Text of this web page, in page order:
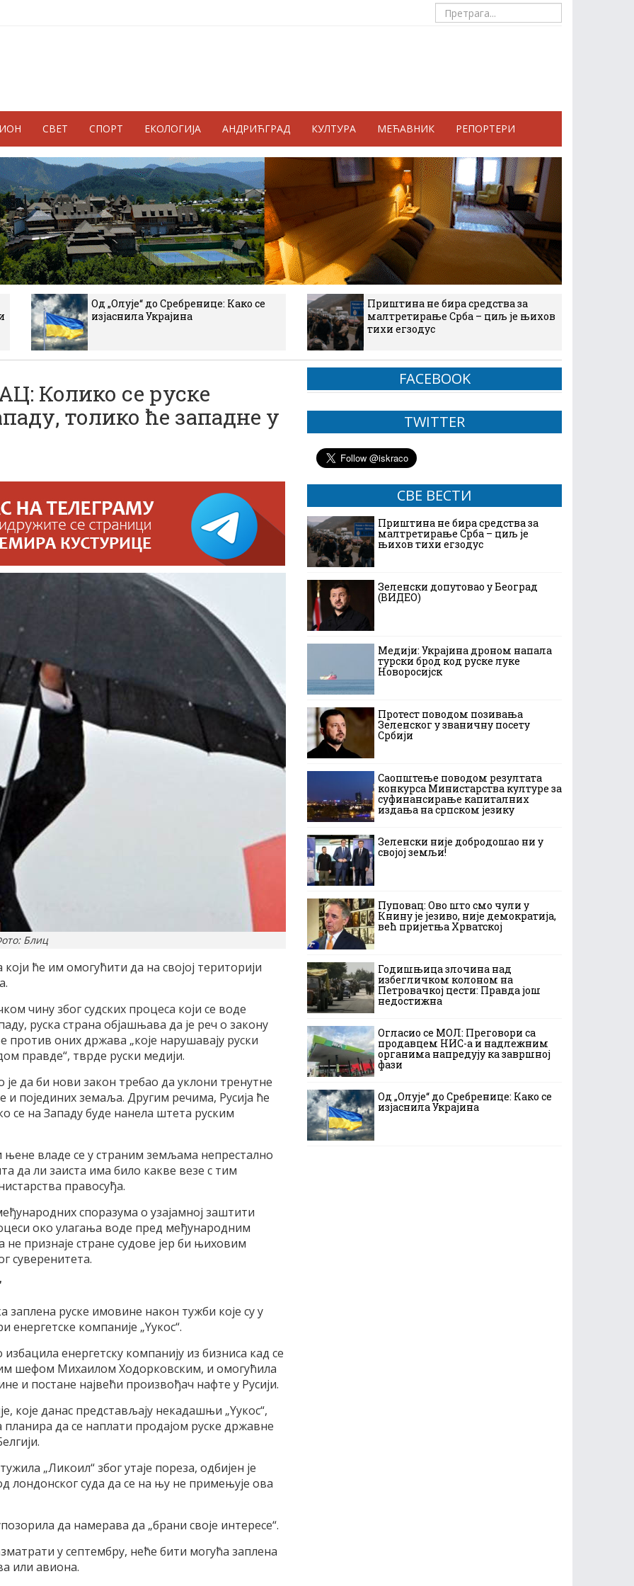
СВЕТ СПОРТ ЕКОЛОГИЈА АНДРИЋГРАД КУЛТУРА МЕЋАВНИК РЕПОРТЕРИ
Од „Олује“ до Сребренице: Како се
изјаснила Украјина
Приштина не бира средства за
малтретирање Срба – циљ је њихов
тихи егзодус
Колико се руске
толико ће западне у
Блиц
ће им омогућити да на својој територији
чину због судских процеса који се воде
руска страна објашњава да је реч о закону
оних држава „које нарушавају руски
правде“, тврде руски медији.
да би нови закон требао да уклони тренутне
и појединих земаља. Другим речима, Русија ће
се на Западу буде нанела штета руским
њене владе се у страним земљама непрестално
да ли заиста има било какве везе с тим
правосуђа.
споразума о узајамној заштити
око улагања воде пред међународним
признаје стране судове јер би њиховим
суверенитета.
заплена руске имовине након тужби које су у
компаније „Yукос“.
енергетску компанију из бизниса кад се
шефом Михаилом Ходорковским, и омогућила
и постане највећи произвођач нафте у Русији.
које данас представљају некадашњи „Yукос“,
да се наплати продајом руске државне
„Ликоил“ због утаје пореза, одбијен је
лондонског суда да се на њу не примењује ова
да намерава да „брани своје интересе“.
у септембру, неће бити могућа заплена
или авиона.
FACEBOOK
TWITTER
СВЕ ВЕСТИ
Приштина не бира средства за
малтретирање Срба – циљ је
њихов тихи егзодус
Зеленски допутовао у Београд
(ВИДЕО)
Медији: Украјина дроном напала
турски брод код руске луке
Новоросијск
Протест поводом позивања
Зеленског у званичну посету
Србији
Саопштење поводом резултата
конкурса Министарства културе за
суфинансирање капиталних
издања на српском језику
Зеленски није добродошао ни у
својој земљи!
Пуповац: Ово што смо чули у
Книну је језиво, није демократија,
већ пријетња Хрватској
Годишњица злочина над
избегличком колоном на
Петровачкој цести: Правда још
недостижна
Огласио се МОЛ: Преговори са
продавцем НИС-а и надлежним
органима напредују ка завршној
фази
Од „Олује“ до Сребренице: Како се
изјаснила Украјина